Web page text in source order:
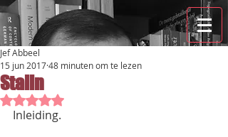
Stalin
Jef Abbeel
15 jun 201748 minuten om te lezen
Beoordeeld met NaN uit 5 sterren.
Inleiding.